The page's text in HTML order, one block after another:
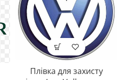
Плівка для захисту